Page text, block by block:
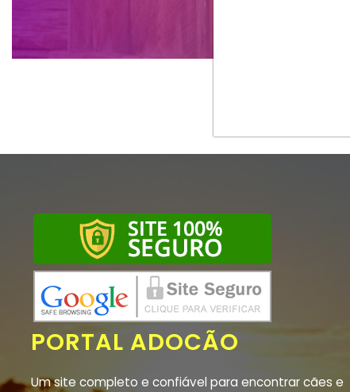
PORTAL ADOCÃO
Um site completo e confiável para encontrar cães e